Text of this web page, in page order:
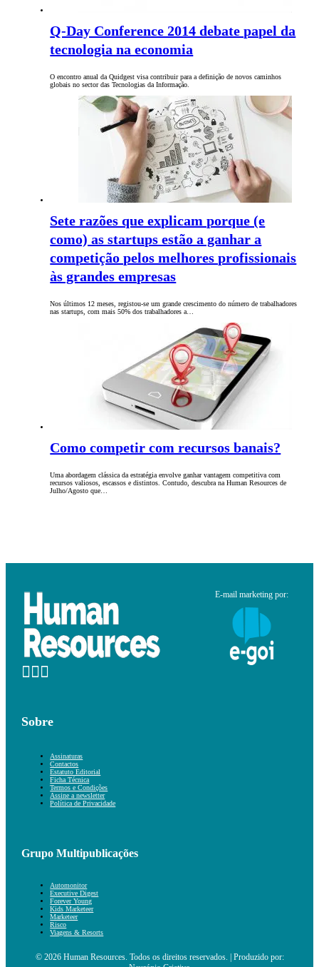
Q-Day Conference 2014 debate papel da
tecnologia na economia
O encontro anual da Quidgest visa contribuir para a definição de novos caminhos
globais no sector das Tecnologias da Informação.
Sete razões que explicam porque (e
como) as startups estão a ganhar a
competição pelos melhores profissionais
às grandes empresas
Nos últimos 12 meses, registou-se um grande crescimento do número de trabalhadores
nas startups, com mais 50% dos trabalhadores a…
Como competir com recursos banais?
Uma abordagem clássica da estratégia envolve ganhar vantagem competitiva com
recursos valiosos, escassos e distintos. Contudo, descubra na Human Resources de
Julho/Agosto que…
E-mail marketing por:
Sobre
Assinaturas
Contactos
Estatuto Editorial
Ficha Técnica
Termos e Condições
Assine a newsletter
Política de Privacidade
Grupo Multipublicações
Automonitor
Executive Digest
Forever Young
Kids Marketeer
Marketeer
Risco
Viagens & Resorts
© 2026 Human Resources. Todos os direitos reservados. | Produzido por: